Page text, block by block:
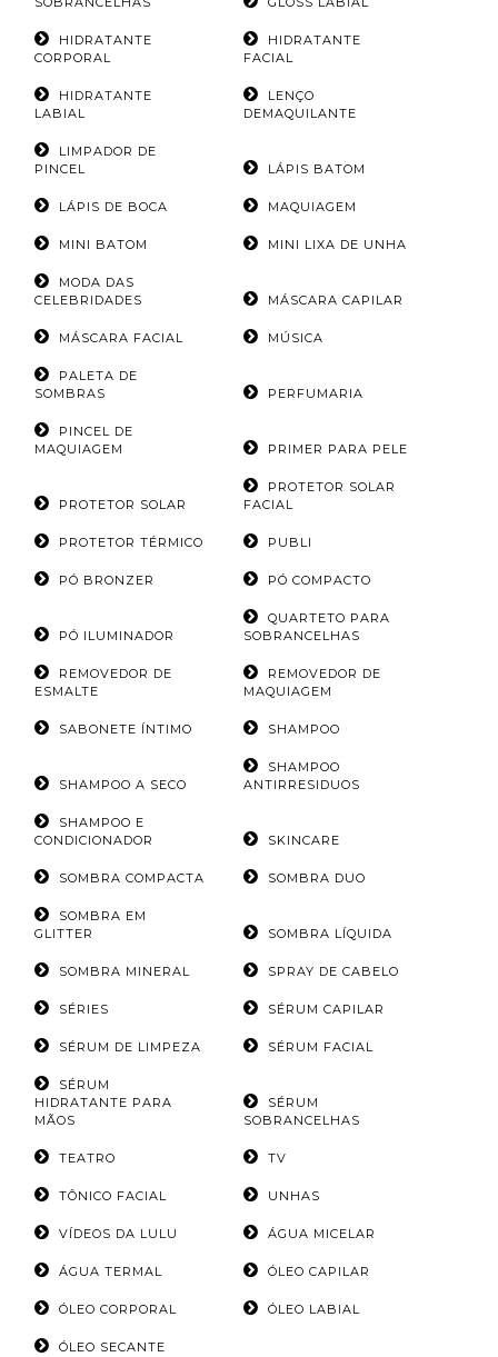
HIDRATANTE
CORPORAL
HIDRATANTE
FACIAL
HIDRATANTE
LABIAL
LENÇO
DEMAQUILANTE
LIMPADOR DE
PINCEL
LÁPIS BATOM
LÁPIS DE BOCA MAQUIAGEM
MINI BATOM MINI LIXA DE UNHA
MODA DAS
CELEBRIDADES
MÁSCARA CAPILAR
MÁSCARA FACIAL MÚSICA
PALETA DE
SOMBRAS
PERFUMARIA
PINCEL DE
MAQUIAGEM
PRIMER PARA PELE
PROTETOR SOLAR
PROTETOR SOLAR
FACIAL
PROTETOR TÉRMICO PUBLI
PÓ BRONZER PÓ COMPACTO
PÓ ILUMINADOR
QUARTETO PARA
SOBRANCELHAS
REMOVEDOR DE
ESMALTE
REMOVEDOR DE
MAQUIAGEM
SABONETE ÍNTIMO SHAMPOO
SHAMPOO A SECO
SHAMPOO
ANTIRRESIDUOS
SHAMPOO E
CONDICIONADOR
SKINCARE
SOMBRA COMPACTA SOMBRA DUO
SOMBRA EM
GLITTER
SOMBRA LÍQUIDA
SOMBRA MINERAL SPRAY DE CABELO
SÉRIES SÉRUM CAPILAR
SÉRUM DE LIMPEZA SÉRUM FACIAL
SÉRUM
HIDRATANTE PARA
MÃOS
SÉRUM
SOBRANCELHAS
TEATRO TV
TÔNICO FACIAL UNHAS
VÍDEOS DA LULU ÁGUA MICELAR
ÁGUA TERMAL ÓLEO CAPILAR
ÓLEO CORPORAL ÓLEO LABIAL
ÓLEO SECANTE